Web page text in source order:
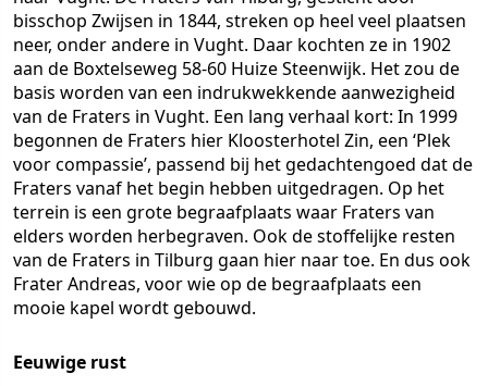
bisschop Zwijsen in 1844, streken op heel veel plaatsen
neer, onder andere in Vught. Daar kochten ze in 1902
aan de Boxtelseweg 58-60 Huize Steenwijk. Het zou de
basis worden van een indrukwekkende aanwezigheid
van de Fraters in Vught. Een lang verhaal kort: In 1999
begonnen de Fraters hier Kloosterhotel Zin, een ‘Plek
voor compassie’, passend bij het gedachtengoed dat de
Fraters vanaf het begin hebben uitgedragen. Op het
terrein is een grote begraafplaats waar Fraters van
elders worden herbegraven. Ook de stoffelijke resten
van de Fraters in Tilburg gaan hier naar toe. En dus ook
Frater Andreas, voor wie op de begraafplaats een
mooie kapel wordt gebouwd.
Eeuwige rust